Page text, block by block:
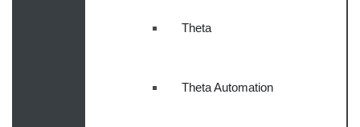
Theta
Theta Automation